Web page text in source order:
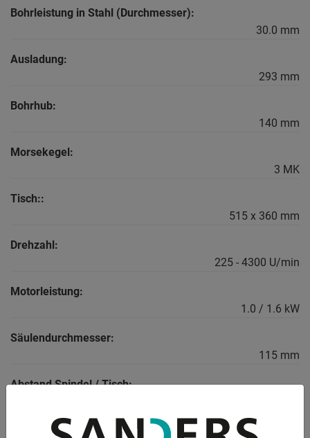
Bohrleistung in Stahl (Durchmesser):
30.0 mm
Ausladung:
293 mm
Bohrhub:
140 mm
Morsekegel:
3 MK
Tisch::
515 x 360 mm
Drehzahl:
225 - 4300 U/min
Motorleistung:
1.0 / 1.6 kW
Säulendurchmesser:
115 mm
Abstand Spindel / Tisch:
Gewicht: